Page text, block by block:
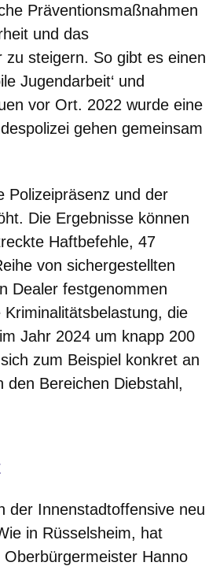
Präventionsmaßnahmen
und das
steigern. So gibt es einen
Jugendarbeit‘ und
vor Ort. 2022 wurde eine
gehen gemeinsam
Polizeipräsenz und der
Die Ergebnisse können
Haftbefehle, 47
von sichergestellten
Dealer festgenommen
die
Jahr 2024 um knapp 200
zum Beispiel konkret an
den Bereichen Diebstahl,
der Innenstadtoffensive neu
in Rüsselsheim, hat
Hanno